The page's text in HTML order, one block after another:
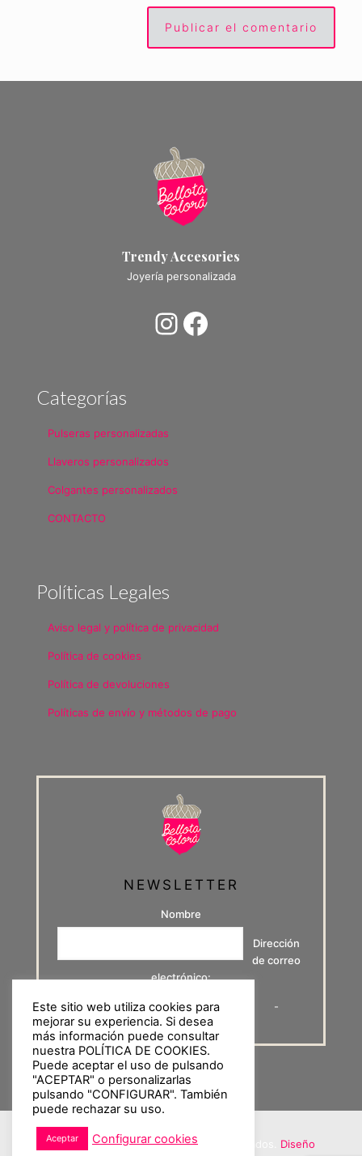
Trendy Accesories
Joyería personalizada
Instagram
Facebook
Categorías
Pulseras personalizadas
Llaveros personalizados
Colgantes personalizados
CONTACTO
Políticas Legales
Aviso legal y política de privacidad
Política de cookies
Política de devoluciones
Políticas de envío y métodos de pago
NEWSLETTER
Nombre
Dirección
de correo
electrónico:
-
© 2020 Bellota Colorá. Derechos reservados. Diseño
Este sitio web utiliza cookies para
mejorar su experiencia. Si desea
más información puede consultar
nuestra POLÍTICA DE COOKIES.
Puede aceptar el uso de pulsando
"ACEPTAR" o personalizarlas
pulsando "CONFIGURAR". También
puede rechazar su uso.
Aceptar Configurar cookies